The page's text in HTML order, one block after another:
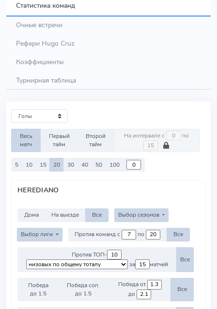
Статистика команд
Очные встречи
Рефери Hugo Cruz
Коэффициенты
Турнирная таблица
Весь
матч
Первый
тайм
Второй
тайм
На интервале с по
5 10 15 20 30 40 50 100
HEREDIANO
Дома На выезде Все Выбор сезонов
Выбор лиги Против команд с по Все
Против ТОП-
за
матчей
Все
Победа
до 1.5
Победа соп.
до 1.5
Победа от
до
Все